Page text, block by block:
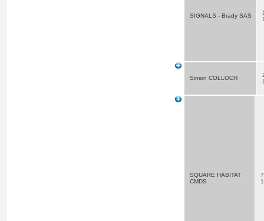
SIGNALS - Brady SAS
Simon COLLOCH
SQUARE HABITAT
CMDS